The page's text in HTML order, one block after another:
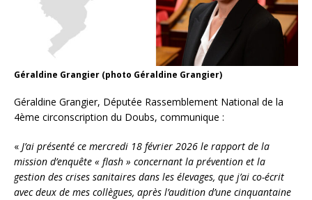
Géraldine Grangier (photo Géraldine Grangier)
Géraldine Grangier, Députée Rassemblement National de la
4ème circonscription du Doubs, communique :
« J’ai présenté ce mercredi 18 février 2026 le rapport de la
mission d’enquête « flash » concernant la prévention et la
gestion des crises sanitaires dans les élevages, que j’ai co-écrit
avec deux de mes collègues, après l’audition d’une cinquantaine